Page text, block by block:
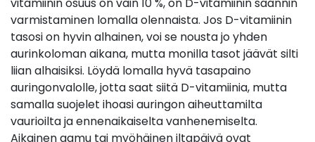
varmistaminen lomalla olennaista. Jos D-vitamiinin
tasosi on hyvin alhainen, voi se nousta jo yhden
aurinkoloman aikana, mutta monilla tasot jäävät silti
liian alhaisiksi. Löydä lomalla hyvä tasapaino
auringonvalolle, jotta saat siitä D-vitamiinia, mutta
samalla suojelet ihoasi auringon aiheuttamilta
vaurioilta ja ennenaikaiselta vanhenemiselta.
Aikainen aamu tai myöhäinen iltapäivä ovat